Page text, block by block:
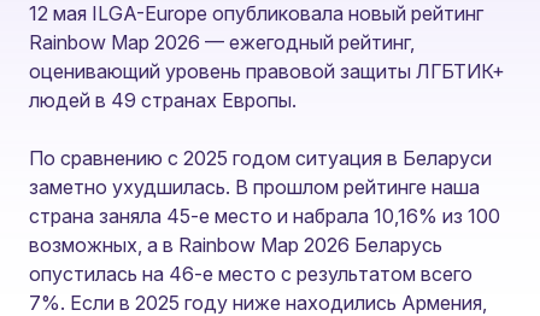
12 мая ILGA-Europe опубликовала новый рейтинг
Rainbow Map 2026 — ежегодный рейтинг,
оценивающий уровень правовой защиты ЛГБТИК+
людей в 49 странах Европы.
По сравнению с 2025 годом ситуация в Беларуси
заметно ухудшилась. В прошлом рейтинге наша
страна заняла 45-е место и набрала 10,16% из 100
возможных, а в Rainbow Map 2026 Беларусь
опустилась на 46-е место с результатом всего
7%. Если в 2025 году ниже находились Армения,